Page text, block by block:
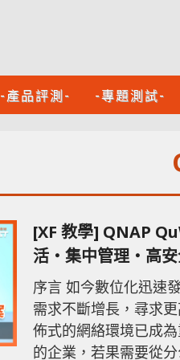
-產品評測- -專題測試-
[XF 教學] QNAP
活‧集中管理‧高
序言 如今數位化迅速
需求不斷增長，尋求
佈式的網絡環境已成
的企業，若果需要從